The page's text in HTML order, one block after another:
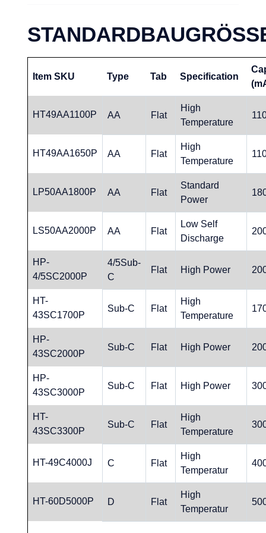
Item SKU Type Tab Specification
HT49AA1100P AA Flat
High
Temperature
HT49AA1650P AA Flat
High
Temperature
LP50AA1800P AA Flat
Standard
Power
LS50AA2000P AA Flat
Low Self
Discharge
HP-
4/5SC2000P
4/5Sub-
C
Flat High Power
HT-
43SC1700P
Sub-C Flat
High
Temperature
HP-
43SC2000P
Sub-C Flat High Power
HP-
43SC3000P
Sub-C Flat High Power
HT-
43SC3300P
Sub-C Flat
High
Temperature
HT-49C4000J C Flat
High
Temperatur
HT-60D5000P D Flat
High
Temperatur